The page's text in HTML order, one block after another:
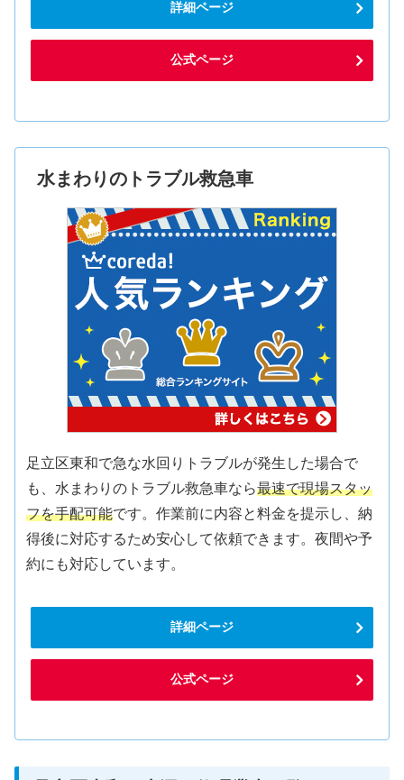
詳細ページ
公式ページ
水まわりのトラブル救急車
足立区東和で急な水回りトラブルが発生した場合で
も、水まわりのトラブル救急車なら最速で現場スタッ
フを手配可能です。作業前に内容と料金を提示し、納
得後に対応するため安心して依頼できます。夜間や予
約にも対応しています。
詳細ページ
公式ページ